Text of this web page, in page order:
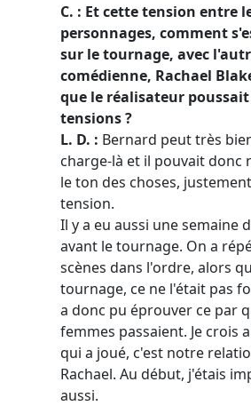
C. : Et cette tension entre
personnages, comment
sur le tournage, avec
comédienne, Rachael
que le réalisateur poussait
tensions ?
L. D. : Bernard peut très
charge-là et il pouvait donc
le ton des choses,
tension.
Il y a eu aussi une semaine
avant le tournage. On a
scènes dans l'ordre, alors
tournage, ce ne l'était pas
a donc pu éprouver ce par
femmes passaient. Je crois
qui a joué, c'est notre
Rachael. Au début, j'étais
aussi.